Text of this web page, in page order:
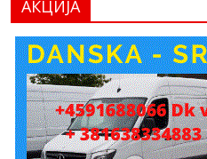
АКЦИЈА